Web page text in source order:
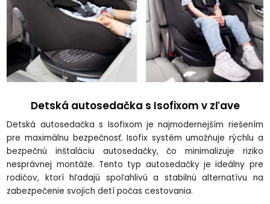
Detská autosedačka s Isofixom v zľave
Detská autosedačka s Isofixom je najmodernejším riešením
pre maximálnu bezpečnosť. Isofix systém umožňuje rýchlu a
bezpečnú inštaláciu autosedačky, čo minimalizuje riziko
nesprávnej montáže. Tento typ autosedačky je ideálny pre
rodičov, ktorí hľadajú spoľahlivú a stabilnú alternatívu na
zabezpečenie svojich detí počas cestovania.